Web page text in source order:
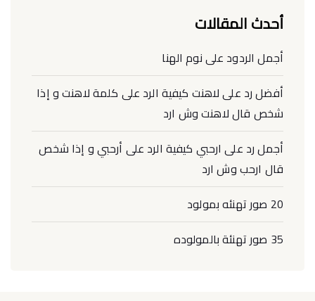
أحدث المقالات
أجمل الردود على نوم الهنا
أفضل رد على لاهنت كيفية الرد على كلمة لاهنت و إذا
شخص قال لاهنت وش ارد
أجمل رد على ارحبي كيفية الرد على أرحبي و إذا شخص
قال ارحب وش ارد
20 صور تهنئه بمولود
35 صور تهنئة بالمولوده